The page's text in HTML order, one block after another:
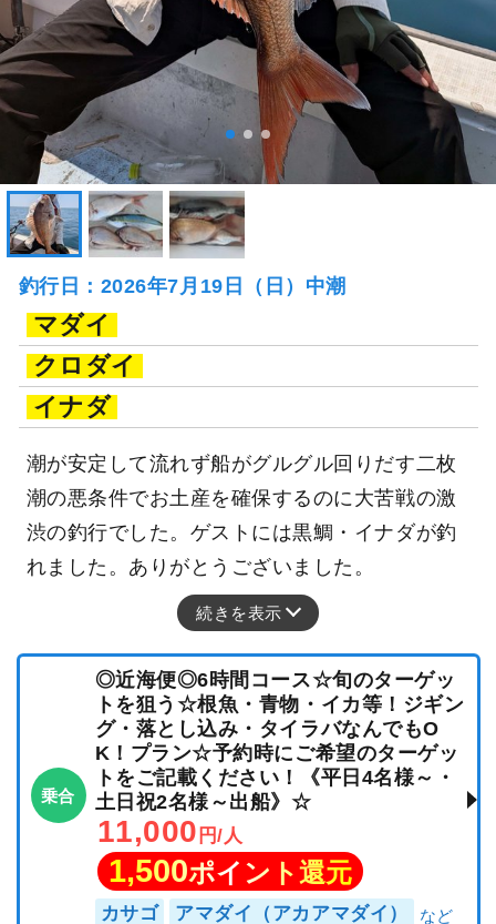
釣行日：2026年7月19日（日）中潮
マダイ
クロダイ
イナダ
潮が安定して流れず船がグルグル回りだす二枚
潮の悪条件でお土産を確保するのに大苦戦の激
渋の釣行でした。ゲストには黒鯛・イナダが釣
れました。ありがとうございました。
続きを表示
乗合
◎近海便◎6時間コース☆旬のターゲッ
トを狙う☆根魚・青物・イカ等！ジギン
グ・落とし込み・タイラバなんでもO
K！プラン☆予約時にご希望のターゲッ
トをご記載ください！《平日4名様～・
土日祝2名様～出船》☆
11,000 円/人
1,500ポイント還元
カサゴ アマダイ（アカアマダイ）